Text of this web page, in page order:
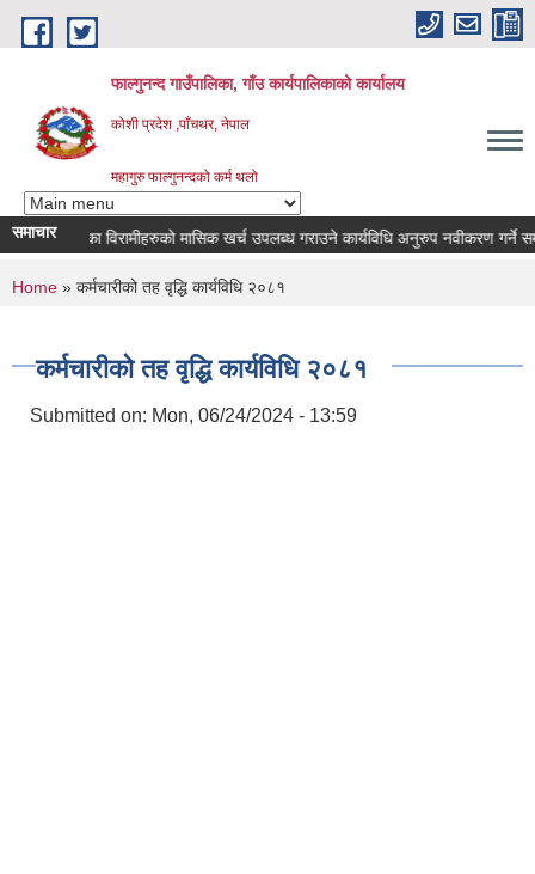
Skip to main content
फाल्गुनन्द गाउँपालिका, गाँउ कार्यपालिकाको कार्यालय
कोशी प्रदेश ,पाँचथर, नेपाल
महागुरु फाल्गुनन्दको कर्म थलो
समाचाररोगका विरामीहरुको मासिक खर्च उपलब्ध गराउने कार्यविधि अनुरुप नवीकरण गर्ने
You are here
Home » कर्मचारीको तह वृद्धि कार्यविधि २०८१
कर्मचारीको तह वृद्धि कार्यविधि २०८१
Submitted on: Mon, 06/24/2024 - 13:59